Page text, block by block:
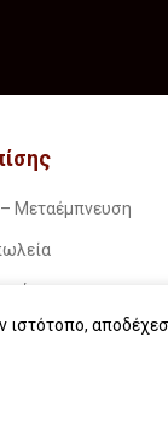
Μεταέμπνευση
ιστότοπο,